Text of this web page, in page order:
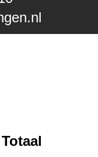
Totaal